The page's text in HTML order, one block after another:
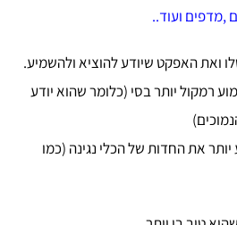
,מדפים ועוד..
ואת האפקט שיודע להוציא ולהשמיע.
רמקול יותר בסי (כלומר שהוא יודע
את החדות של הכלי נגינה (כמו